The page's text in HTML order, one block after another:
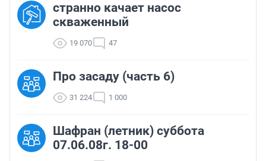
странно качает насос
скваженный
19 070 47
Про засаду (часть 6)
31 224 1 000
Шафран (летник) суббота
07.06.08г. 18-00